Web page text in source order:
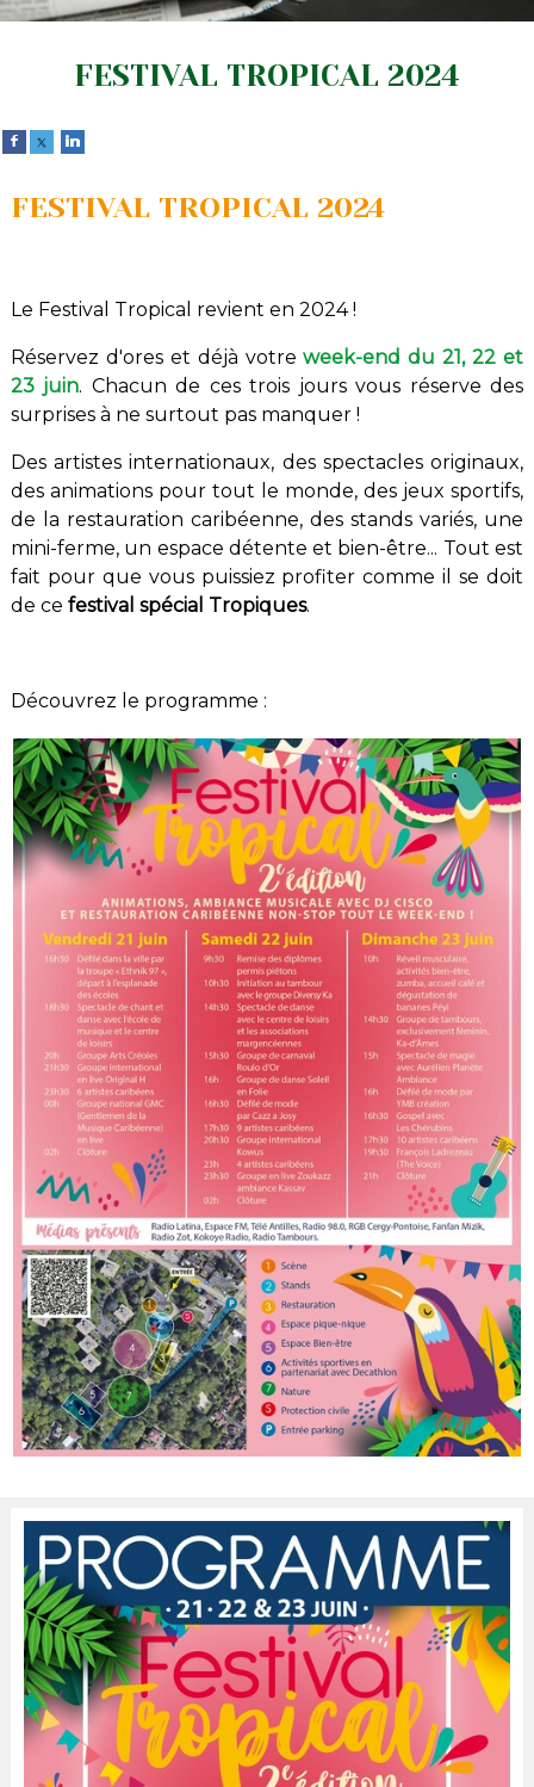
FESTIVAL TROPICAL 2024
FESTIVAL TROPICAL 2024
Le Festival Tropical revient en 2024 !
Réservez d'ores et déjà votreweek-end du 21, 22 et
23 juin. Chacun de ces trois jours vous réserve des
surprises à ne surtout pas manquer !
Des artistes internationaux, des spectacles originaux,
des animations pour tout le monde, des jeux sportifs,
de la restauration caribéenne, des stands variés, une
mini-ferme, un espace détente et bien-être... Tout est
fait pour que vous puissiez profiter comme il se doit
de ce festival spécial Tropiques.
Découvrez le programme :